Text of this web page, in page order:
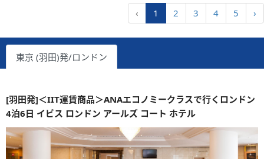
‹ 1 2 3 4 5 ›
東京 (羽田)発/ロンドン
[羽田発]＜IIT運賃商品＞ANAエコノミークラスで行くロンドン
4泊6日 イビス ロンドン アールズ コート ホテル